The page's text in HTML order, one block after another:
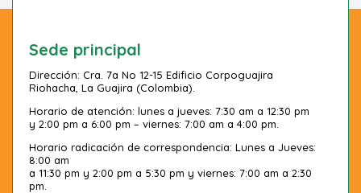
Sede principal
Dirección: Cra. 7a No 12-15 Edificio Corpoguajira
Riohacha, La Guajira (Colombia).
Horario de atención: lunes a jueves: 7:30 am a 12:30 pm
y 2:00 pm a 6:00 pm – viernes: 7:00 am a 4:00 pm.
Horario radicación de correspondencia: Lunes a Jueves:
8:00 am
a 11:30 pm y 2:00 pm a 5:30 pm y viernes: 7:00 am a 2:30
pm.